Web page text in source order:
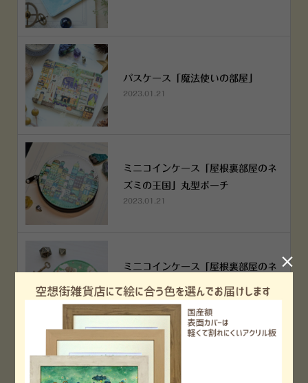
パスケース「魔法使いの部屋」
2023.01.21
ミニコインケース「屋根裏部屋のネ
ズミの王国」丸型ポーチ
2023.01.21
ミニコインケース「屋根裏部屋のネ
ズミの王国」丸型ポーチ
2023.01.21
横浜赤レンガ倉庫店 12月6日 O
